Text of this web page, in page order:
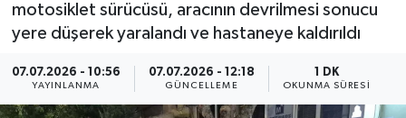
motosiklet sürücüsü, aracının devrilmesi sonucu
yere düşerek yaralandı ve hastaneye kaldırıldı
07.07.2026 - 10:56
YAYINLANMA
07.07.2026 - 12:18
GÜNCELLEME
1 DK
OKUNMA SÜRESI